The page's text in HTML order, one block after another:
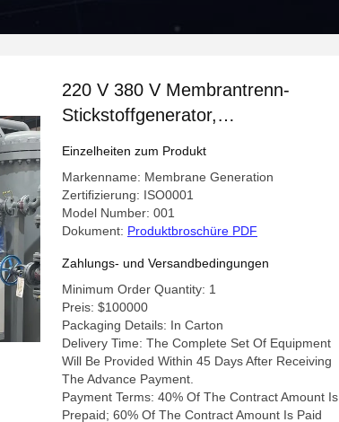
220 V 380 V Membrantrenn-
Stickstoffgenerator,
industrielle Gasversorgung
Einzelheiten zum Produkt
Markenname: Membrane Generation
Zertifizierung: ISO0001
Model Number: 001
Dokument: Produktbroschüre PDF
Zahlungs- und Versandbedingungen
Minimum Order Quantity: 1
Preis: $100000
Packaging Details: In Carton
Delivery Time: The Complete Set Of Equipment
Will Be Provided Within 45 Days After Receiving
The Advance Payment.
Payment Terms: 40% Of The Contract Amount Is
Prepaid; 60% Of The Contract Amount Is Paid